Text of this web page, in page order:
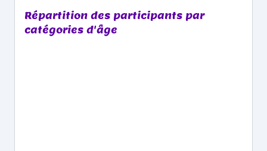
Répartition des participants par
catégories d'âge